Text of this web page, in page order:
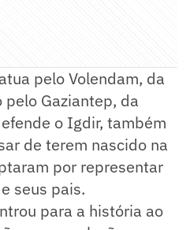
pelo Volendam, da
Gaziantep, da
o Igdir, também
de terem nascido na
por representar
seus pais.
para a história ao